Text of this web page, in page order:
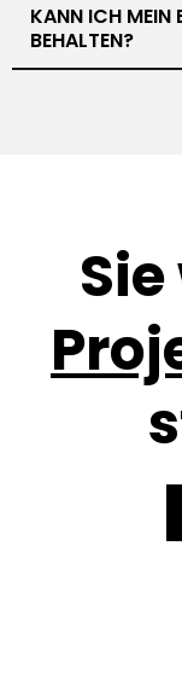
KANN ICH MEIN
BEHALTEN?